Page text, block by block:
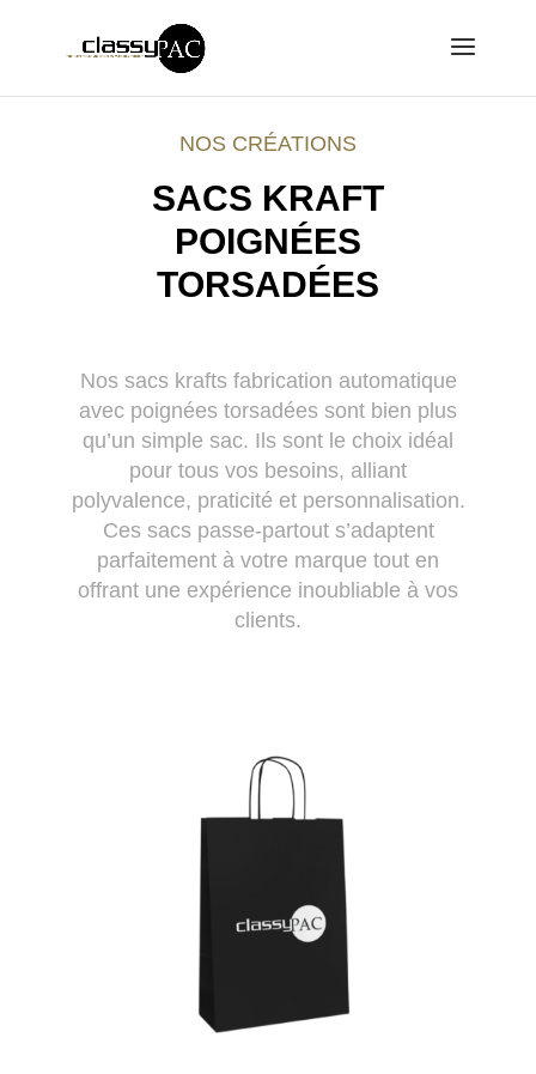
NOS CRÉATIONS
SACS KRAFT
POIGNÉES
TORSADÉES
Nos sacs krafts fabrication automatique
avec poignées torsadées sont bien plus
qu’un simple sac. Ils sont le choix idéal
pour tous vos besoins, alliant
polyvalence, praticité et personnalisation.
Ces sacs passe-partout s’adaptent
parfaitement à votre marque tout en
offrant une expérience inoubliable à vos
clients.